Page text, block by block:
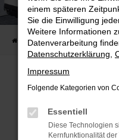
Startseite Fahrzeug-Showroom
Beim Laden ist ein
Hier sind ein paar
einem späteren
Sie die Einwilligung
Weitere Informationen
Datenverarbeitung
Datenschutzerklärung
Impressum
Folgende Kategorien von
Essentiell
Diese Technologien
Kernfunktionalität